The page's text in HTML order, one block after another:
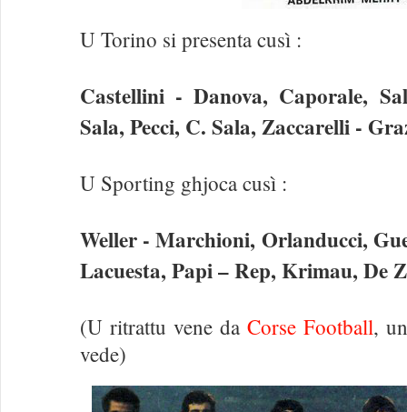
U Torino si presenta cusì :
Castellini - Danova, Caporale,
Sala, Pecci, C. Sala, Zaccarelli -
U Sporting ghjoca cusì :
Weller - Marchioni, Orlanducci,
Lacuesta, Papi – Rep, Krimau, De
(U ritrattu vene da Corse Football,
vede)